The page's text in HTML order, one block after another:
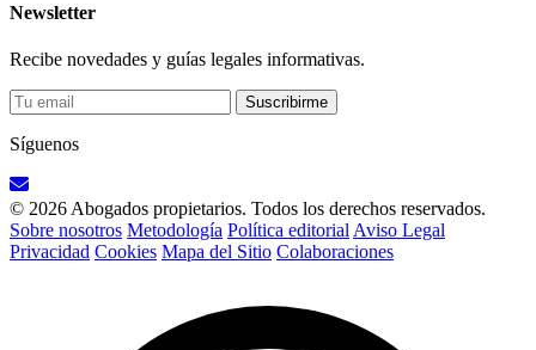
Newsletter
Recibe novedades y guías legales informativas.
Suscribirme
Síguenos
© 2026 Abogados propietarios. Todos los derechos reservados.
Sobre nosotros Metodología Política editorial Aviso Legal
Privacidad Cookies Mapa del Sitio Colaboraciones